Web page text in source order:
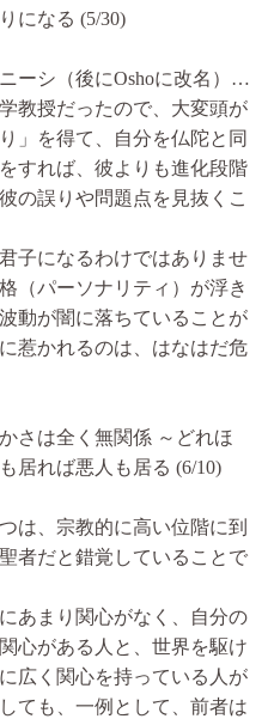
になる (5/30)
ーシ（後にOshoに改名）…
教授だったので、大変頭が
」を得て、自分を仏陀と同
すれば、彼よりも進化段階
の誤りや問題点を見抜くこ
子になるわけではありませ
（パーソナリティ）が浮き
動が闇に落ちていることが
惹かれるのは、はなはだ危
さは全く無関係 ～どれほ
居れば悪人も居る (6/10)
は、宗教的に高い位階に到
者だと錯覚していることで
あまり関心がなく、自分の
心がある人と、世界を駆け
広く関心を持っている人が
ても、一例として、前者は